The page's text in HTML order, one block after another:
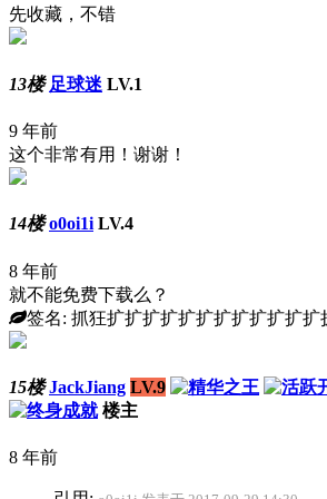
先收藏，不错
13楼 足球迷 LV.1
9 年前
这个非常有用！谢谢！
14楼 o0oi1i LV.4
8 年前
就不能免费下载么？
签名: 抓狂扩扩扩扩扩扩扩扩扩扩扩扩
15楼 JackJiang LV.9
楼主
8 年前